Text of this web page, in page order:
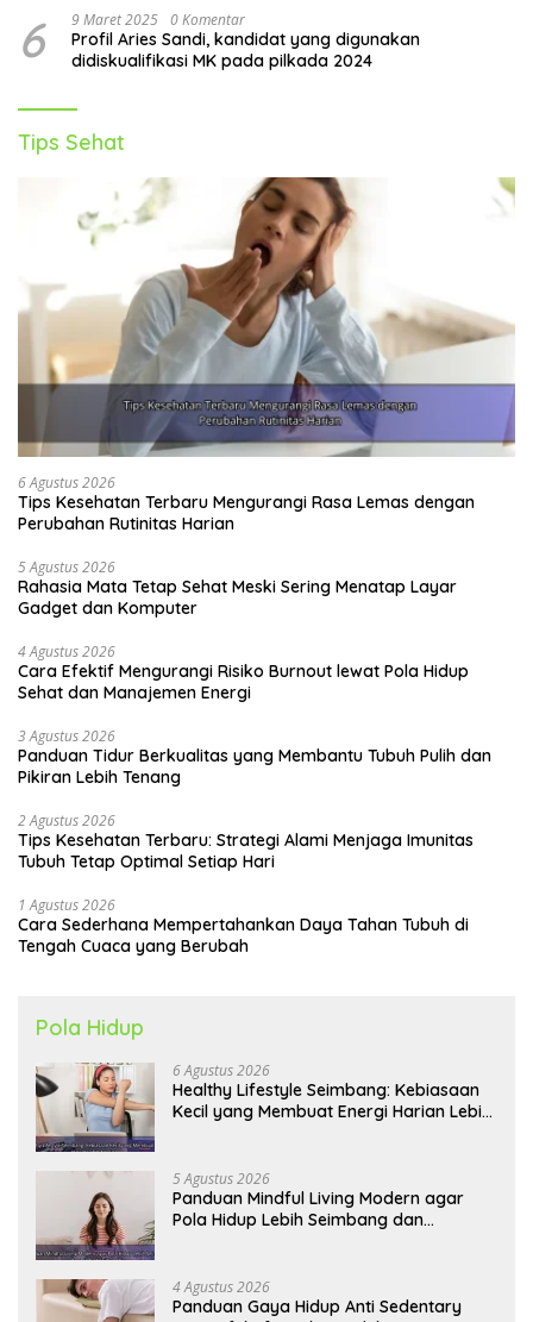
6 9 Maret 2025 0 Komentar
Profil Aries Sandi, kandidat yang digunakan
didiskualifikasi MK pada pilkada 2024
Tips Sehat
6 Agustus 2026
Tips Kesehatan Terbaru Mengurangi Rasa Lemas dengan
Perubahan Rutinitas Harian
5 Agustus 2026
Rahasia Mata Tetap Sehat Meski Sering Menatap Layar
Gadget dan Komputer
4 Agustus 2026
Cara Efektif Mengurangi Risiko Burnout lewat Pola Hidup
Sehat dan Manajemen Energi
3 Agustus 2026
Panduan Tidur Berkualitas yang Membantu Tubuh Pulih dan
Pikiran Lebih Tenang
2 Agustus 2026
Tips Kesehatan Terbaru: Strategi Alami Menjaga Imunitas
Tubuh Tetap Optimal Setiap Hari
1 Agustus 2026
Cara Sederhana Mempertahankan Daya Tahan Tubuh di
Tengah Cuaca yang Berubah
Pola Hidup
6 Agustus 2026
Healthy Lifestyle Seimbang: Kebiasaan
Kecil yang Membuat Energi Harian Lebih
5 Agustus 2026
Panduan Mindful Living Modern agar
Pola Hidup Lebih Seimbang dan
4 Agustus 2026
Panduan Gaya Hidup Anti Sedentary